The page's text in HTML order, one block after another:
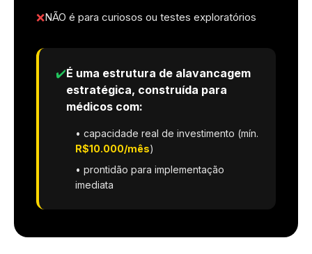
❌NÃO é para curiosos ou testes exploratórios
✔️É uma estrutura de alavancagem
estratégica, construída para
médicos com:
• capacidade real de investimento (mín.
R$10.000/mês)
• prontidão para implementação
imediata